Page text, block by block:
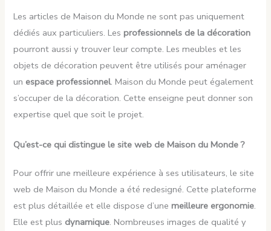
Les articles de Maison du Monde ne sont pas uniquement
dédiés aux particuliers. Lesprofessionnels de la décoration
pourront aussi y trouver leur compte. Les meubles et les
objets de décoration peuvent être utilisés pour aménager
un espace professionnel. Maison du Monde peut également
s’occuper de la décoration. Cette enseigne peut donner son
expertise quel que soit le projet.
Qu’est-ce qui distingue le site web de Maison du Monde ?
Pour offrir une meilleure expérience à ses utilisateurs, le site
web de Maison du Monde a été redesigné. Cette plateforme
est plus détaillée et elle dispose d’unemeilleure ergonomie.
Elle est plus dynamique. Nombreuses images de qualité y